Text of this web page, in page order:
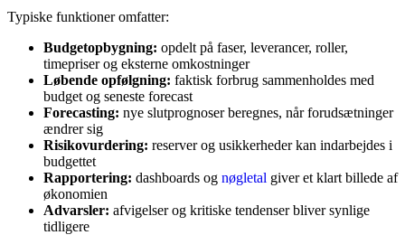
Typiske funktioner omfatter:
Budgetopbygning: opdelt på faser, leverancer, roller,
timepriser og eksterne omkostninger
Løbende opfølgning: faktisk forbrug sammenholdes med
budget og seneste forecast
Forecasting: nye slutprognoser beregnes, når forudsætninger
ændrer sig
Risikovurdering: reserver og usikkerheder kan indarbejdes i
budgettet
Rapportering: dashboards og nøgletal giver et klart billede af
økonomien
Advarsler: afvigelser og kritiske tendenser bliver synlige
tidligere